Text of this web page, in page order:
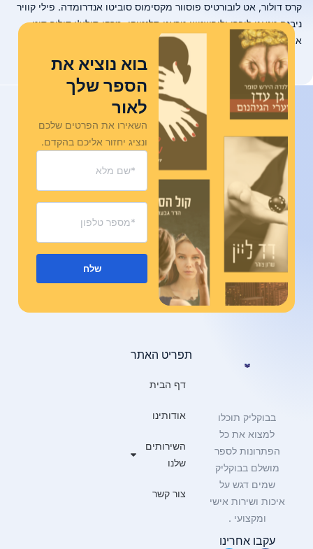
קרס דולור, אט לובורטיס פוסוור מקסימוס סוביטו אנדרומדה. פילי קוויר
ניבנה טנאגו ליברו וליפשטיין טראנן סלנטיקו. מרקו סולצ'י דולור סיט
אמט!
בוא נוציא את
הספר שלך
לאור
השאירו את הפרטים שלכם
ונציג יחזור אליכם בהקדם.
שלח
בבוקליק תוכלו
למצוא את כל
הפתרונות לספר
מושלם בבוקליק
שמים דגש על
איכות ושירות אישי
ומקצועי .
עקבו אחרינו
תפריט האתר
דף הבית
אודותינו
השירותים
שלנו
צור קשר